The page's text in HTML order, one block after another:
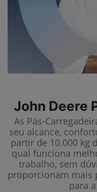
John Deere
As Pás-
seu alcance,
partir de 10.000 kg
qual funciona
trabalho, sem
proporcionam mais
para